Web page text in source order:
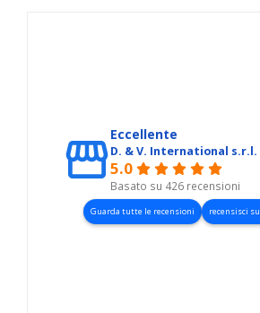
Eccellente
D. & V. International s.r.l.
5.0
Basato su 426 recensioni
Guarda tutte le recensioni recensisci su